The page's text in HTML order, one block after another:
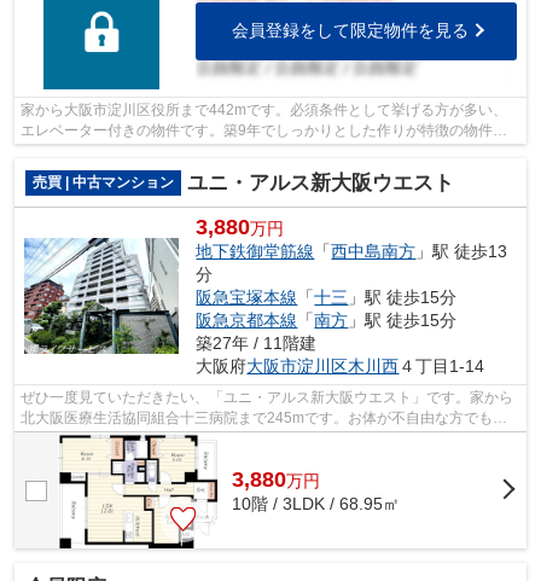
会員登録をして限定物件を見る
家から大阪市淀川区役所まで442mです。必須条件として挙げる方が多い、
エレベーター付きの物件です。築9年でしっかりとした作りが特徴の物件で
す。駅まで歩いて行くことのできる、駅徒...
売買 | 中古マンション
ユニ・アルス新大阪ウエスト
3,880万円
地下鉄御堂筋線 「西中島南方 」駅 徒歩13
分
阪急宝塚本線 「十三 」駅 徒歩15分
阪急京都本線 「南方 」駅 徒歩15分
築27年 / 11階建
大阪府大阪市淀川区木川西４丁目1-14
ぜひ一度見ていただきたい、「ユニ・アルス新大阪ウエスト」です。家から
北大阪医療生活協同組合十三病院まで245mです。お体が不自由な方でも、
エレベーター付きの物件なので昇り降り...
3,880万円
10階 / 3LDK / 68.95㎡